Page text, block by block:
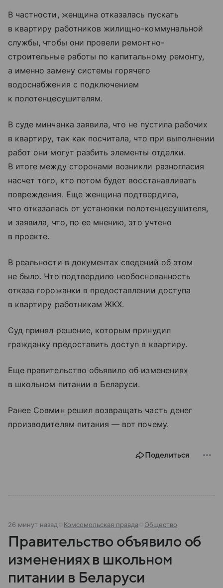
В частности, женщина отказалась пускать
в квартиру работников жилищно-коммунальной
службы, чтобы они провели ремонтно-
строительные работы по капитальному ремонту,
а именно замену системы горячего
водоснабжения с подключением
к полотенцесушителям.
В суде минчанка заявила, что не пустила рабочих
в квартиру, так как посчитала, что при выполнении
работ они могут разбить элементы отделки.
В итоге между сторонами возникли разногласия
насчет того, кто потом будет восстанавливать
повреждения. Еще женщина подтвердила,
что отказалась от установки полотенцесушителя,
и заявила, что, по ее мнению, это учтено
в проекте.
В реальности в документах сведений об этом
не было. Что подтвердило необоснованность
отказа горожанки в предоставлении доступа
в квартиру работникам ЖКХ.
Суд принял решение, которым принудил
гражданку предоставить доступ в квартиру.
Еще правительство объявило об изменениях
в школьном питании в Беларуси.
Ранее Совмин решил возвращать часть денег
производителям питания — вот почему.
Поделиться
26 минут назад Комсомольская правда Общество
Правительство объявило об
изменениях в школьном
питании в Беларуси